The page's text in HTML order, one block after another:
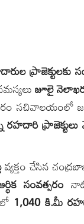
ప్రాజెక్టులకు
జూలై
సచివాలయంలో
రహదారి
వ్యక్తం చేసిన
సంవత్సరం
1,040 కి.మీ